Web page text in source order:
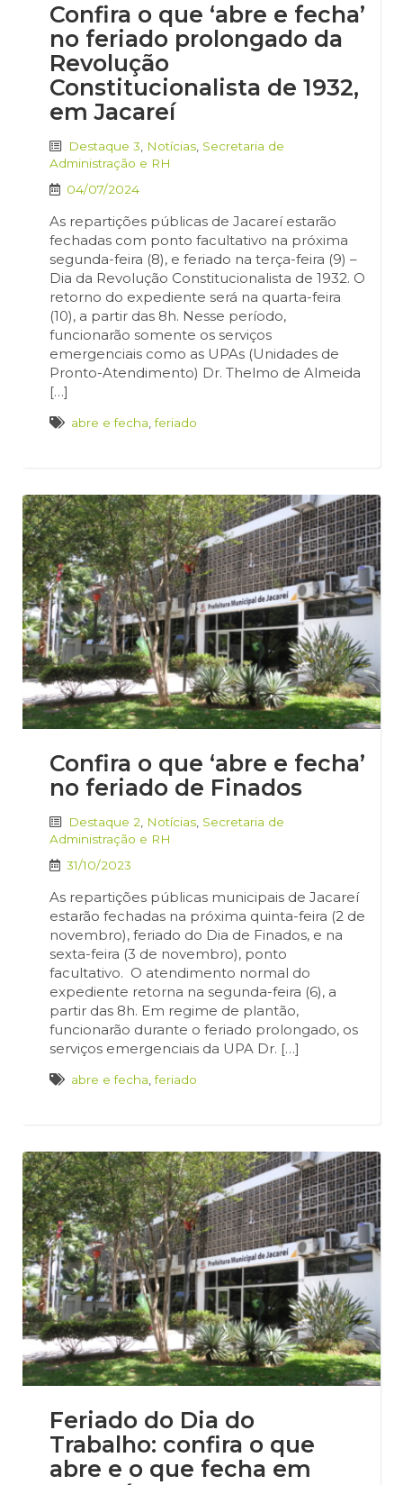
Confira o que ‘abre e fecha’
no feriado prolongado da
Revolução
Constitucionalista de 1932,
em Jacareí
Destaque 3 Notícias Secretaria de
Administração e RH
04/07/2024
As repartições públicas de Jacareí estarão
fechadas com ponto facultativo na próxima
segunda-feira (8), e feriado na terça-feira (9) –
Dia da Revolução Constitucionalista de 1932. O
retorno do expediente será na quarta-feira
(10), a partir das 8h. Nesse período,
funcionarão somente os serviços
emergenciais como as UPAs (Unidades de
Pronto-Atendimento) Dr. Thelmo de Almeida
[…]
abre e fecha ,feriado
Confira o que ‘abre e fecha’
no feriado de Finados
Destaque 2 Notícias Secretaria de
Administração e RH
31/10/2023
As repartições públicas municipais de Jacareí
estarão fechadas na próxima quinta-feira (2 de
novembro), feriado do Dia de Finados, e na
sexta-feira (3 de novembro), ponto
facultativo. O atendimento normal do
expediente retorna na segunda-feira (6), a
partir das 8h. Em regime de plantão,
funcionarão durante o feriado prolongado, os
serviços emergenciais da UPA Dr. […]
abre e fecha ,feriado
Feriado do Dia do
Trabalho: confira o que
abre e o que fecha em